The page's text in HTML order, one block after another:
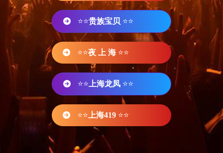
⭐⭐贵族宝贝 ⭐⭐
⭐⭐夜 上 海 ⭐⭐
⭐⭐ 上海龙凤 ⭐⭐
⭐⭐ 上海419 ⭐⭐